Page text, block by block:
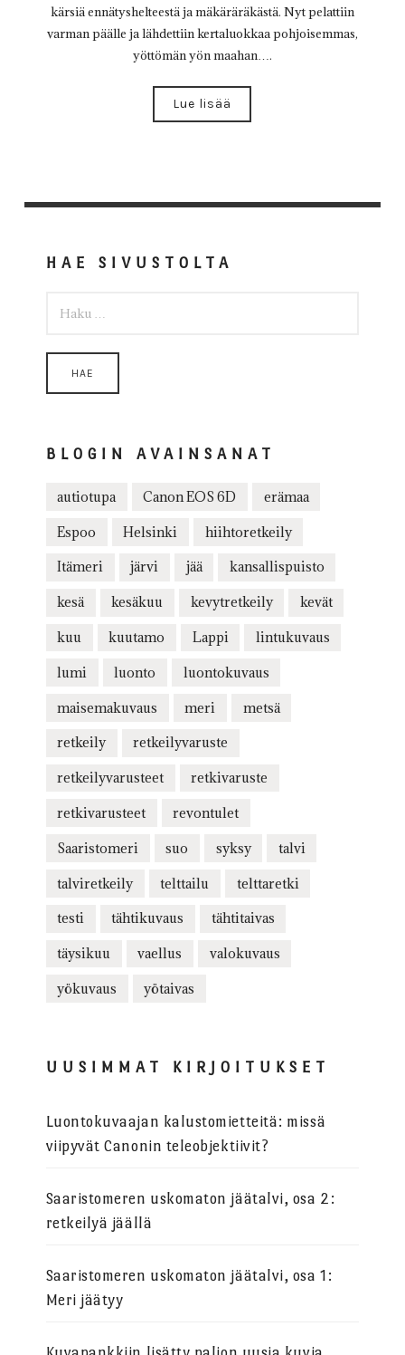
kärsiä ennätyshelteestä ja mäkäräräkästä. Nyt pelattiin
varman päälle ja lähdettiin kertaluokkaa pohjoisemmas,
yöttömän yön maahan….
Lue lisää
HAE SIVUSTOLTA
BLOGIN AVAINSANAT
autiotupa Canon EOS 6D erämaa
Espoo Helsinki hiihtoretkeily
Itämeri järvi jää kansallispuisto
kesä kesäkuu kevytretkeily kevät
kuu kuutamo Lappi lintukuvaus
lumi luonto luontokuvaus
maisemakuvaus meri metsä
retkeily retkeilyvaruste
retkeilyvarusteet retkivaruste
retkivarusteet revontulet
Saaristomeri suo syksy talvi
talviretkeily telttailu telttaretki
testi tähtikuvaus tähtitaivas
täysikuu vaellus valokuvaus
yökuvaus yötaivas
UUSIMMAT KIRJOITUKSET
Luontokuvaajan kalustomietteitä: missä
viipyvät Canonin teleobjektiivit?
Saaristomeren uskomaton jäätalvi, osa 2:
retkeilyä jäällä
Saaristomeren uskomaton jäätalvi, osa 1:
Meri jäätyy